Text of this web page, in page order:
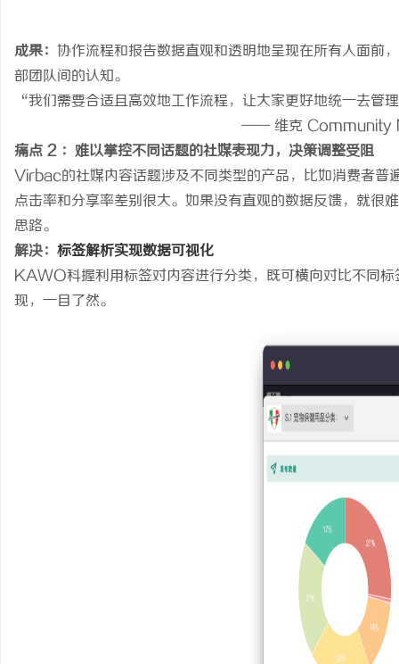
成果： 协作流程和报告数据直观和透明地呈现在所有人面前
部团队间的认知。
“我们需要合适且高效地工作流程，让大家更好地统一去管
—— 维克 Community
痛点 2 ：难以掌控不同话题的社媒表现力，决策调整受阻
Virbac的社媒内容话题涉及不同类型的产品，比如消费者
点击率和分享率差别很大。如果没有直观的数据反馈，就很
思路。
解决： 标签解析实现数据可视化
KAWO科握利用标签对内容进行分类，既可横向对比不同
现，一目了然。